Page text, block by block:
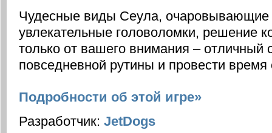
Чудесные виды Сеула, очаровывающие
увлекательные головоломки, решение
только от вашего внимания – отличный
повседневной рутины и провести время
Подробности об этой игре»
Разработчик: JetDogs